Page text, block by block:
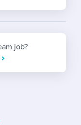
people
brand
experiences
life
job?